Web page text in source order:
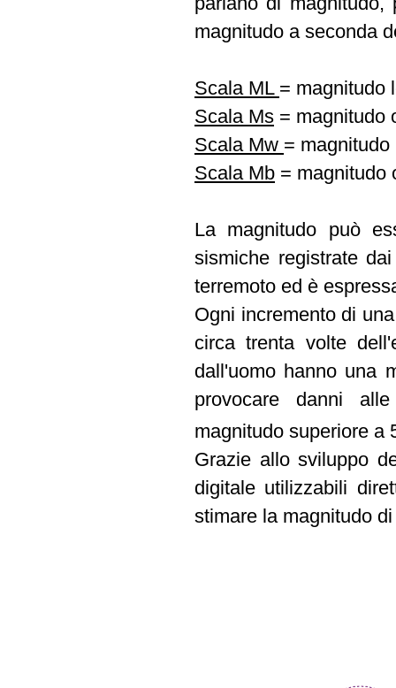
magnitudo a seconda
Scala ML = magnitudo
Scala Ms = magnitudo
Scala Mw = magnitudo
Scala Mb = magnitudo
La magnitudo può
sismiche registrate
terremoto ed è
Ogni incremento di
circa trenta volte
dall'uomo hanno una
provocare danni
magnitudo superiore a
Grazie allo sviluppo
digitale utilizzabili
stimare la magnitudo